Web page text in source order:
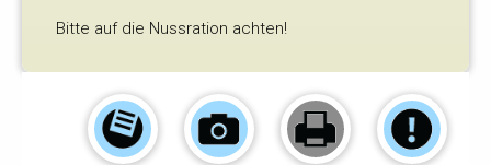
Bitte auf die Nussration achten!